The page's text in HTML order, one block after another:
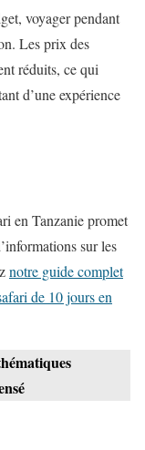
voyager pendant
Les prix des
réduits, ce qui
d’une expérience
en Tanzanie promet
sur les
notre guide complet
de 10 jours en